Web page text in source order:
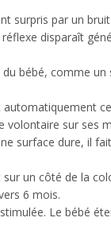
surpris par un
disparaît
bébé, comme un
automatiquement
volontaire sur ses
surface dure, il
sur un côté de la
6 mois.
Le bébé